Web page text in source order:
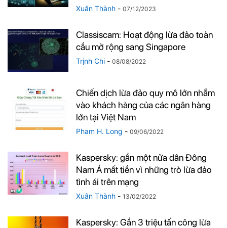
Xuân Thành - 07/12/2023
Classiscam: Hoạt động lừa đảo toàn
cầu mở rộng sang Singapore
Trịnh Chi - 08/08/2022
Chiến dịch lừa đảo quy mô lớn nhắm
vào khách hàng của các ngân hàng
lớn tại Việt Nam
Pham H. Long - 09/06/2022
Kaspersky: gần một nửa dân Đông
Nam Á mất tiền vì những trò lừa đảo
tình ái trên mạng
Xuân Thành - 13/02/2022
Kaspersky: Gần 3 triệu tấn công lừa